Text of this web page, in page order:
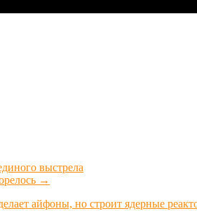
выстрела
→